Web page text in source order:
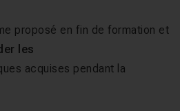
proposé en fin de formation et
les
acquises pendant la